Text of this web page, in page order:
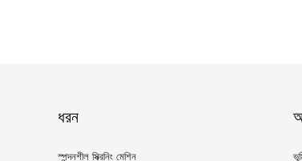
ধরন
স্পন্দনশীল স্ক্রিনিং মেশিন